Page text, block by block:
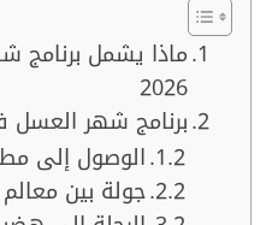
ماذا يشمل برنامج
2026
برنامج شهر العسل
الوصول إلى
جولة بين